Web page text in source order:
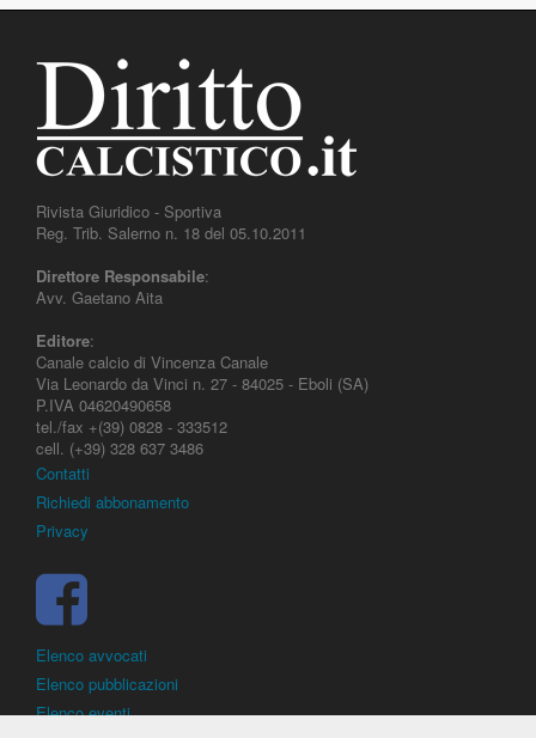
Rivista Giuridico - Sportiva
Reg. Trib. Salerno n. 18 del 05.10.2011
Direttore Responsabile:
Avv. Gaetano Aita
Editore:
Canale calcio di Vincenza Canale
Via Leonardo da Vinci n. 27 - 84025 - Eboli (SA)
P.IVA 04620490658
tel./fax +(39) 0828 - 333512
cell. (+39) 328 637 3486
Contatti
Richiedi abbonamento
Privacy
Elenco avvocati
Elenco pubblicazioni
Elenco eventi